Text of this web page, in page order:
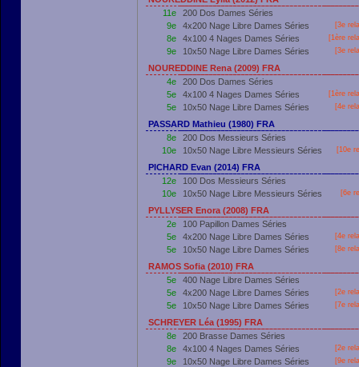
11e
200 Dos Dames Séries
9e
4x200 Nage Libre Dames Séries [3e
8e 4x100 4 Nages Dames Séries [1ère
9e 10x50 Nage Libre Dames Séries [3e
NOUREDDINE Rena (2009) FRA
4e
200 Dos Dames Séries
5e
4x100 4 Nages Dames Séries [1ère
5e 10x50 Nage Libre Dames Séries [4e
PASSARD Mathieu (1980) FRA
8e
200 Dos Messieurs Séries
10e
10x50 Nage Libre Messieurs Séries [10e
PICHARD Evan (2014) FRA
12e
100 Dos Messieurs Séries
10e
10x50 Nage Libre Messieurs Séries [6e
PYLLYSER Enora (2008) FRA
2e
100 Papillon Dames Séries
5e
4x200 Nage Libre Dames Séries [4e
5e 10x50 Nage Libre Dames Séries [8e
RAMOS Sofia (2010) FRA
5e
400 Nage Libre Dames Séries
5e
4x200 Nage Libre Dames Séries [2e
5e 10x50 Nage Libre Dames Séries [7e
SCHREYER Léa (1995) FRA
8e
200 Brasse Dames Séries
8e
4x100 4 Nages Dames Séries [2e
9e 10x50 Nage Libre Dames Séries [9e